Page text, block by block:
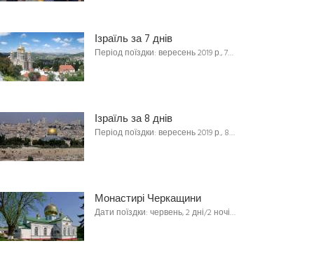
Ізраїль за 7 днів
Період поїздки: вересень 2019 р., 7…
Ізраїль за 8 днів
Період поїздки: вересень 2019 р., 8…
Монастирі Черкащини
Дати поїздки: червень, 2 дні/2 ночі…